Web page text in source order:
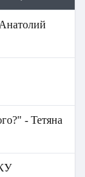
- Тетяна